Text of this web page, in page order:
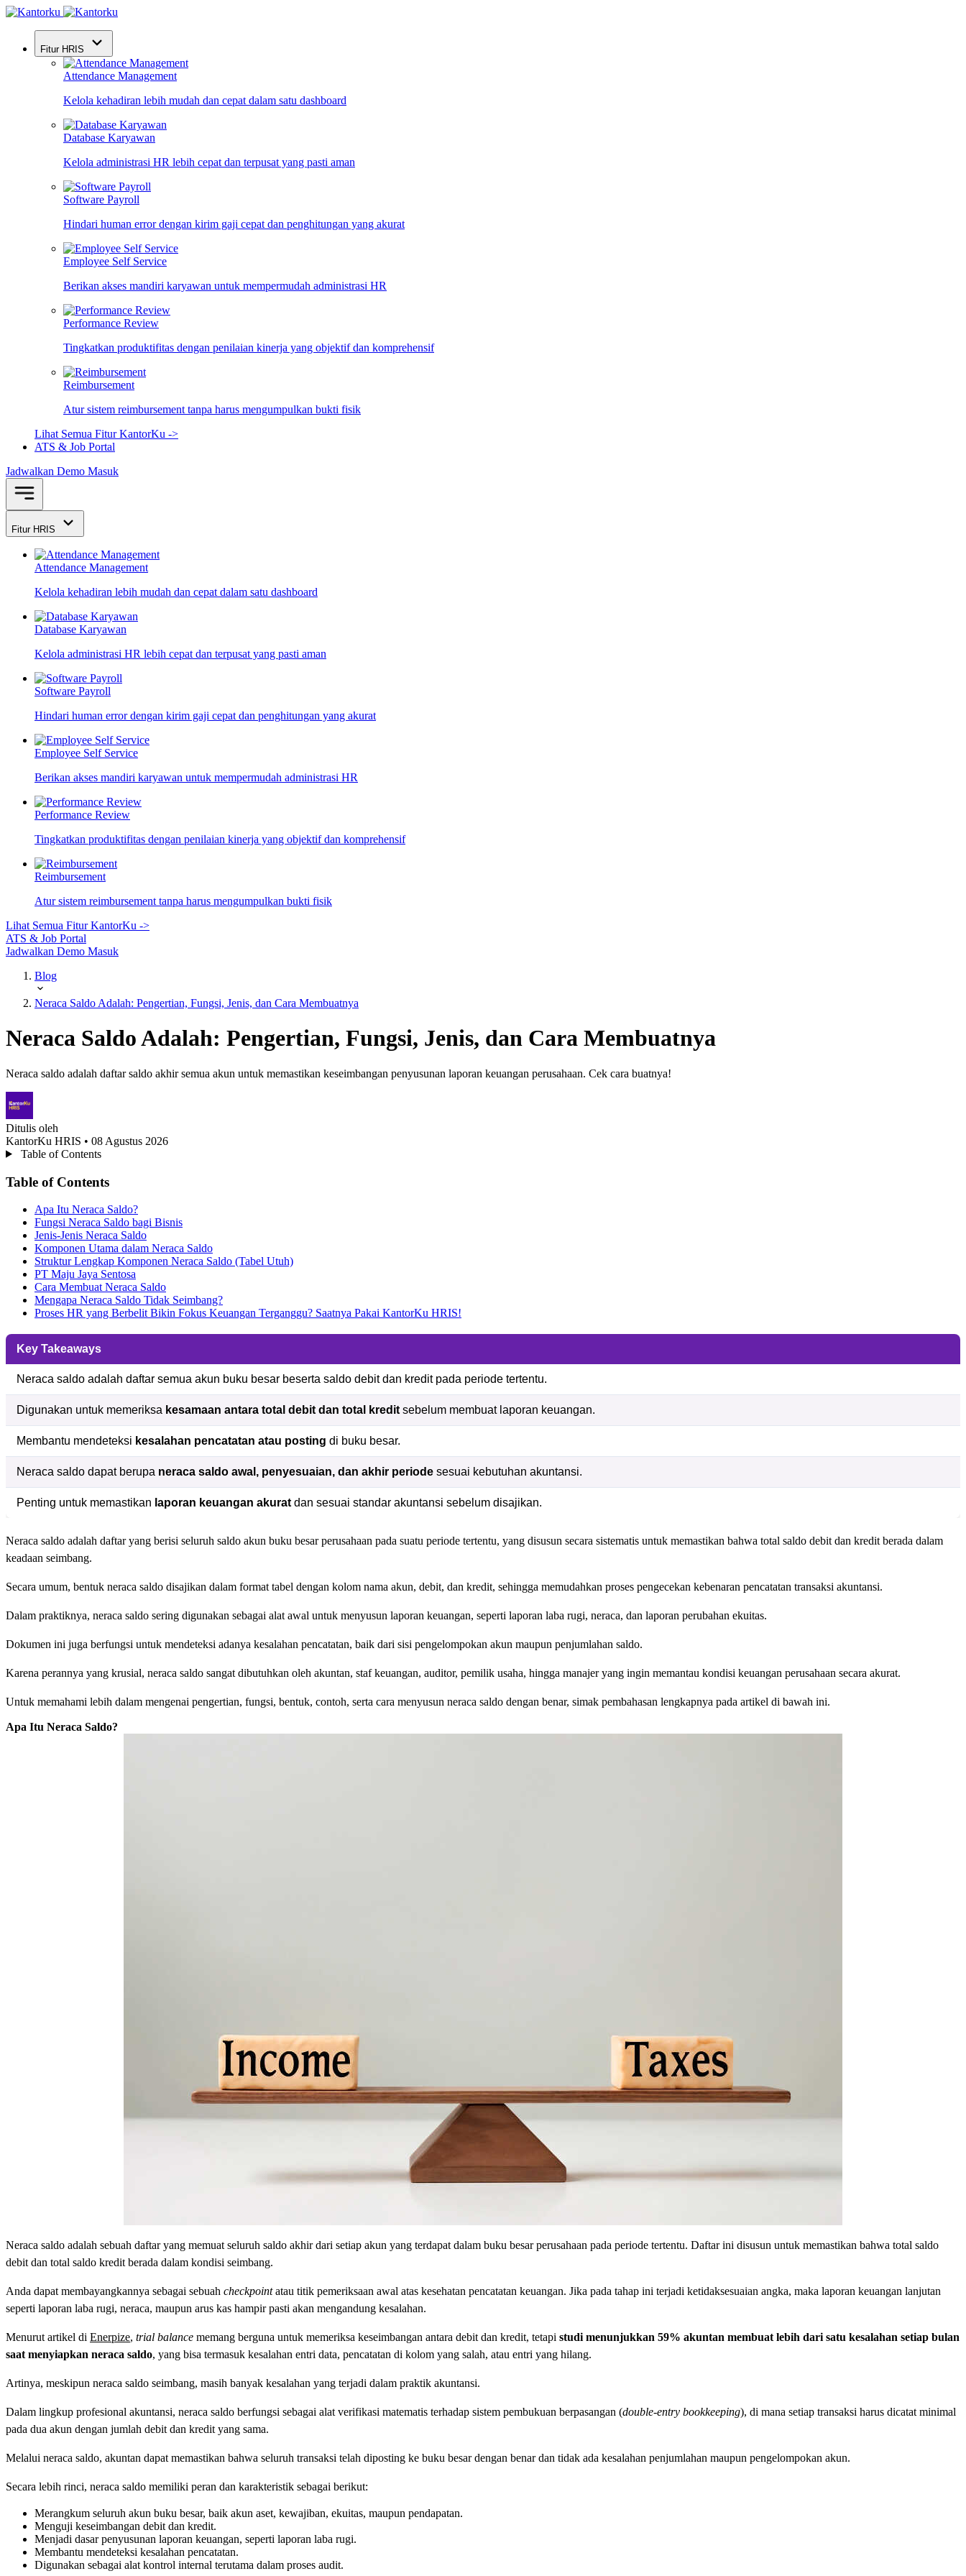
Fitur HRIS
Attendance Management
Kelola kehadiran lebih mudah dan cepat dalam satu dashboard
Database Karyawan
Kelola administrasi HR lebih cepat dan terpusat yang pasti aman
Software Payroll
Hindari human error dengan kirim gaji cepat dan penghitungan yang akurat
Employee Self Service
Berikan akses mandiri karyawan untuk mempermudah administrasi HR
Performance Review
Tingkatkan produktifitas dengan penilaian kinerja yang objektif dan komprehensif
Reimbursement
Atur sistem reimbursement tanpa harus mengumpulkan bukti fisik
Lihat Semua Fitur KantorKu ->
ATS & Job Portal
Jadwalkan Demo Masuk
Fitur HRIS
Attendance Management
Kelola kehadiran lebih mudah dan cepat dalam satu dashboard
Database Karyawan
Kelola administrasi HR lebih cepat dan terpusat yang pasti aman
Software Payroll
Hindari human error dengan kirim gaji cepat dan penghitungan yang akurat
Employee Self Service
Berikan akses mandiri karyawan untuk mempermudah administrasi HR
Performance Review
Tingkatkan produktifitas dengan penilaian kinerja yang objektif dan komprehensif
Reimbursement
Atur sistem reimbursement tanpa harus mengumpulkan bukti fisik
Lihat Semua Fitur KantorKu ->
ATS & Job Portal
Jadwalkan Demo Masuk
Blog
Neraca Saldo Adalah: Pengertian, Fungsi, Jenis, dan Cara Membuatnya
Neraca Saldo Adalah: Pengertian, Fungsi, Jenis, dan Cara Membuatnya
Neraca saldo adalah daftar saldo akhir semua akun untuk memastikan keseimbangan penyusunan laporan keuangan perusahaan. Cek cara buatnya!
Ditulis oleh
KantorKu HRIS • 08 Agustus 2026
Table of Contents
Table of Contents
Apa Itu Neraca Saldo?
Fungsi Neraca Saldo bagi Bisnis
Jenis-Jenis Neraca Saldo
Komponen Utama dalam Neraca Saldo
Struktur Lengkap Komponen Neraca Saldo (Tabel Utuh)
PT Maju Jaya Sentosa
Cara Membuat Neraca Saldo
Mengapa Neraca Saldo Tidak Seimbang?
Proses HR yang Berbelit Bikin Fokus Keuangan Terganggu? Saatnya Pakai KantorKu HRIS!
Key Takeaways
Neraca saldo adalah daftar semua akun buku besar beserta saldo debit dan kredit pada periode tertentu.
Digunakan untuk memeriksa kesamaan antara total debit dan total kredit sebelum membuat laporan keuangan.
Membantu mendeteksi kesalahan pencatatan atau posting di buku besar.
Neraca saldo dapat berupa neraca saldo awal, penyesuaian, dan akhir periode sesuai kebutuhan akuntansi.
Penting untuk memastikan laporan keuangan akurat dan sesuai standar akuntansi sebelum disajikan.
Neraca saldo adalah daftar yang berisi seluruh saldo akun buku besar perusahaan pada suatu periode tertentu, yang disusun secara sistematis untuk memastikan bahwa total saldo debit dan kredit berada dalam
keadaan seimbang.
Secara umum, bentuk neraca saldo disajikan dalam format tabel dengan kolom nama akun, debit, dan kredit, sehingga memudahkan proses pengecekan kebenaran pencatatan transaksi akuntansi.
Dalam praktiknya, neraca saldo sering digunakan sebagai alat awal untuk menyusun laporan keuangan, seperti laporan laba rugi, neraca, dan laporan perubahan ekuitas.
Dokumen ini juga berfungsi untuk mendeteksi adanya kesalahan pencatatan, baik dari sisi pengelompokan akun maupun penjumlahan saldo.
Karena perannya yang krusial, neraca saldo sangat dibutuhkan oleh akuntan, staf keuangan, auditor, pemilik usaha, hingga manajer yang ingin memantau kondisi keuangan perusahaan secara akurat.
Untuk memahami lebih dalam mengenai pengertian, fungsi, bentuk, contoh, serta cara menyusun neraca saldo dengan benar, simak pembahasan lengkapnya pada artikel di bawah ini.
Apa Itu Neraca Saldo?
Neraca saldo adalah sebuah daftar yang memuat seluruh saldo akhir dari setiap akun yang terdapat dalam buku besar perusahaan pada periode tertentu. Daftar ini disusun untuk memastikan bahwa total saldo
debit dan total saldo kredit berada dalam kondisi seimbang.
Anda dapat membayangkannya sebagai sebuah checkpointatau titik pemeriksaan awal atas kesehatan pencatatan keuangan. Jika pada tahap ini terjadi ketidaksesuaian angka, maka laporan keuangan lanjutan
seperti laporan laba rugi, neraca, maupun arus kas hampir pasti akan mengandung kesalahan.
Menurut artikel di Enerpize, trial balance memang berguna untuk memeriksa keseimbangan antara debit dan kredit, tetapi studi menunjukkan 59% akuntan membuat lebih dari satu kesalahan setiap bulan
saat menyiapkan neraca saldo, yang bisa termasuk kesalahan entri data, pencatatan di kolom yang salah, atau entri yang hilang.
Artinya, meskipun neraca saldo seimbang, masih banyak kesalahan yang terjadi dalam praktik akuntansi.
Dalam lingkup profesional akuntansi, neraca saldo berfungsi sebagai alat verifikasi matematis terhadap sistem pembukuan berpasangan (double-entry bookkeeping), di mana setiap transaksi harus dicatat minimal
pada dua akun dengan jumlah debit dan kredit yang sama.
Melalui neraca saldo, akuntan dapat memastikan bahwa seluruh transaksi telah diposting ke buku besar dengan benar dan tidak ada kesalahan penjumlahan maupun pengelompokan akun.
Secara lebih rinci, neraca saldo memiliki peran dan karakteristik sebagai berikut:
Merangkum seluruh akun buku besar, baik akun aset, kewajiban, ekuitas, maupun pendapatan.
Menguji keseimbangan debit dan kredit.
Menjadi dasar penyusunan laporan keuangan, seperti laporan laba rugi.
Membantu mendeteksi kesalahan pencatatan.
Digunakan sebagai alat kontrol internal terutama dalam proses audit.